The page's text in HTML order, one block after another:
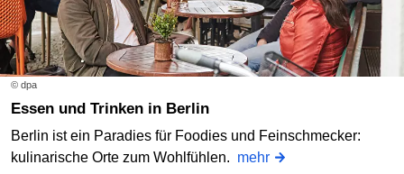
© dpa
Essen und Trinken in Berlin
Berlin ist ein Paradies für Foodies und Feinschmecker:
kulinarische Orte zum Wohlfühlen. mehr